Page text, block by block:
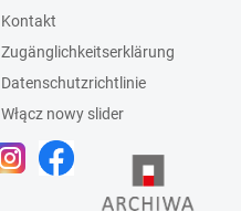
Kontakt
Zugänglichkeitserklärung
Datenschutzrichtlinie
Włącz nowy slider